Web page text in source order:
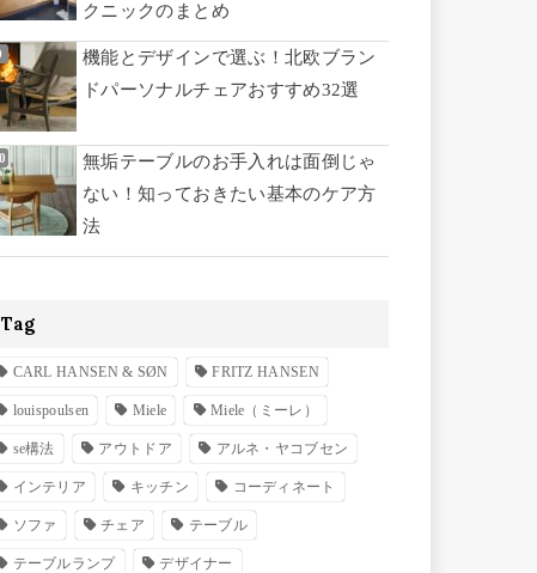
クニックのまとめ
機能とデザインで選ぶ！北欧ブラン
ドパーソナルチェアおすすめ32選
無垢テーブルのお手入れは面倒じゃ
ない！知っておきたい基本のケア方
法
Tag
CARL HANSEN & SØN FRITZ HANSEN
louispoulsen Miele Miele（ミーレ）
se構法 アウトドア アルネ・ヤコブセン
インテリア キッチン コーディネート
ソファ チェア テーブル
テーブルランプ デザイナー